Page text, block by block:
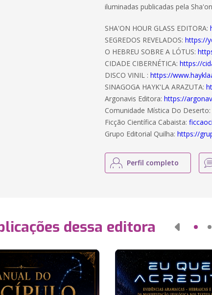
iluminadas publicadas pela
SHA'ON HOUR GLASS EDITORA:
SEGREDOS REVELADOS:https://
O HEBREU SOBRE A LÓTUS:
CIDADE CIBERNÉTICA:https://
DISCO VINIL :https://
SINAGOGA HAYK'LA ARAZUTA:
Argonavis Editora:https://
Comunidade Mística Do
Ficção Científica Cabaista:
Grupo Editorial Quilha:https://
Perfil completo
dessa editora